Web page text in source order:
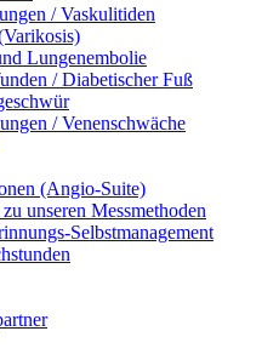
/ Vaskulitiden
Lungenembolie
/ Diabetischer Fuß
/ Venenschwäche
(Angio-Suite)
unseren Messmethoden
Selbstmanagement